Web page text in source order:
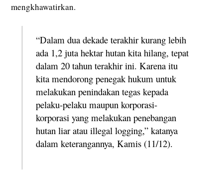
mengkhawatirkan.
“Dalam dua dekade terakhir kurang lebih
ada 1,2 juta hektar hutan kita hilang, tepat
dalam 20 tahun terakhir ini. Karena itu
kita mendorong penegak hukum untuk
melakukan penindakan tegas kepada
pelaku-pelaku maupun korporasi-
korporasi yang melakukan penebangan
hutan liar atau illegal logging,” katanya
dalam keterangannya, Kamis (11/12).